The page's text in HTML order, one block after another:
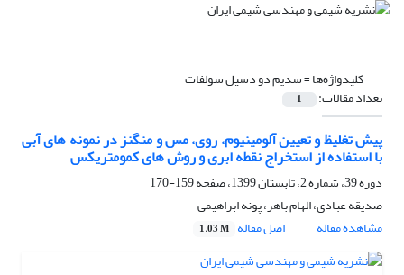
کلیدواژه‌ها =سدیم دو دسیل سولفات
تعداد مقالات: 1
پیش تغلیظ و تعیین آلومینیوم، روی، مس و منگنز در نمونه های آبی
با استفاده از استخراج نقطه ابری و روش های کمومتریکس
دوره 39، شماره 2، تابستان 1399، صفحه
159-170
صدیقه عبادی، الهام باهر، پونه ابراهیمی
مشاهده مقاله
اصل مقاله 1.03 M